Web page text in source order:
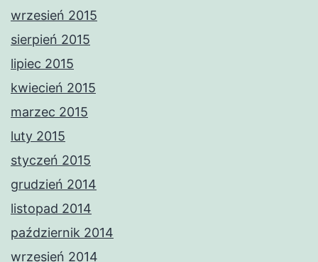
wrzesień 2015
sierpień 2015
lipiec 2015
kwiecień 2015
marzec 2015
luty 2015
styczeń 2015
grudzień 2014
listopad 2014
październik 2014
wrzesień 2014